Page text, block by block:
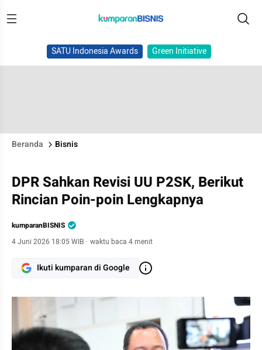
SATU Indonesia Awards Green Initiative
Beranda Bisnis
DPR Sahkan Revisi UU P2SK, Berikut
Rincian Poin-poin Lengkapnya
kumparanBISNIS
4 Juni 2026 18:05 WIB · waktu baca 4 menit
Ikuti kumparan di Google